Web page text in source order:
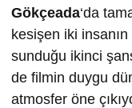
Gökçeada‘da
kesişen iki
sunduğu ikinci
de filmin duygu
atmosfer öne